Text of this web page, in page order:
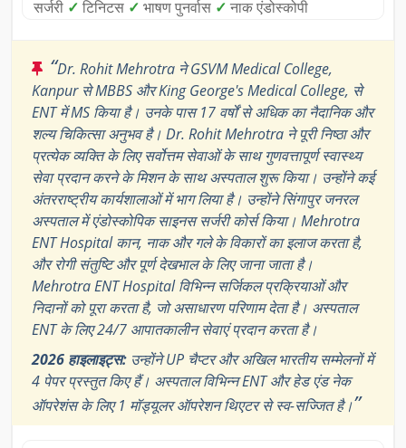
सर्जरी ✓ टिनिटस ✓ भाषण पुनर्वास ✓ नाक एंडोस्कोपी
“Dr. Rohit Mehrotra ने GSVM Medical College,
Kanpur से MBBS और King George's Medical College, से
ENT में MS किया है। उनके पास 17 वर्षों से अधिक का नैदानिक और
शल्य चिकित्सा अनुभव है। Dr. Rohit Mehrotra ने पूरी निष्ठा और
प्रत्येक व्यक्ति के लिए सर्वोत्तम सेवाओं के साथ गुणवत्तापूर्ण स्वास्थ्य
सेवा प्रदान करने के मिशन के साथ अस्पताल शुरू किया। उन्होंने कई
अंतरराष्ट्रीय कार्यशालाओं में भाग लिया है। उन्होंने सिंगापुर जनरल
अस्पताल में एंडोस्कोपिक साइनस सर्जरी कोर्स किया। Mehrotra
ENT Hospital कान, नाक और गले के विकारों का इलाज करता है,
और रोगी संतुष्टि और पूर्ण देखभाल के लिए जाना जाता है।
Mehrotra ENT Hospital विभिन्न सर्जिकल प्रक्रियाओं और
निदानों को पूरा करता है, जो असाधारण परिणाम देता है। अस्पताल
ENT के लिए 24/7 आपातकालीन सेवाएं प्रदान करता है।
2026 हाइलाइट्स: उन्होंने UP चैप्टर और अखिल भारतीय सम्मेलनों में
4 पेपर प्रस्तुत किए हैं। अस्पताल विभिन्न ENT और हेड एंड नेक
ऑपरेशंस के लिए 1 मॉड्यूलर ऑपरेशन थिएटर से स्व-सज्जित है।”